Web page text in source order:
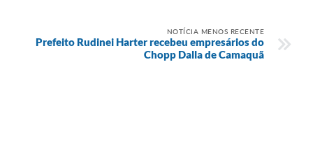
NOTÍCIA MENOS RECENTE
Prefeito Rudinei Harter recebeu empresários do
Chopp Dalla de Camaquã